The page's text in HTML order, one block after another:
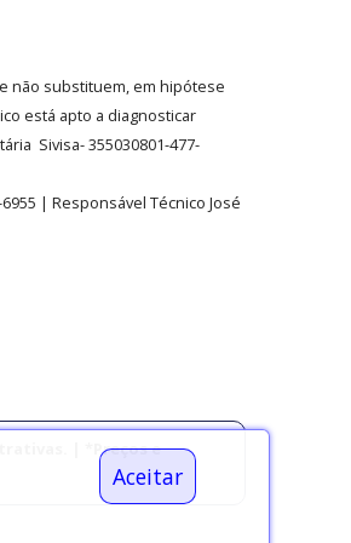
não substituem, em hipótese
está apto a diagnosticar
Sivisa- 355030801-477-
| Responsável Técnico José
| *Preços e
Aceitar